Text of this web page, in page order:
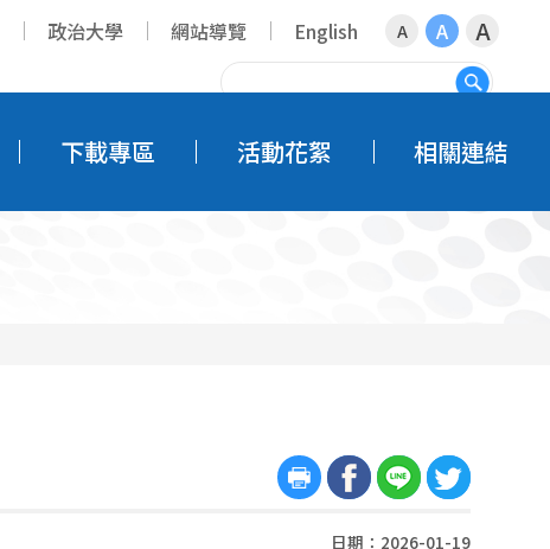
政治大學 網站導覽 English A A A
搜尋
下載專區 活動花絮 相關連結
日期：2026-01-19